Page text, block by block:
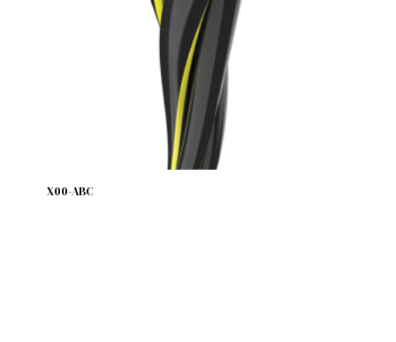
X00-ABC